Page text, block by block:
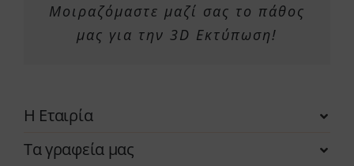
Μοιραζόμαστε μαζί σας το πάθος
μας για την 3D Εκτύπωση!
Η Εταιρία
Τα γραφεία μας